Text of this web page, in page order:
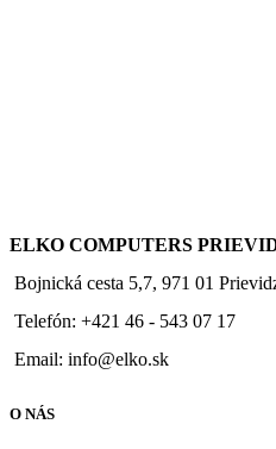
ELKO COMPUTERS
Bojnická cesta 5,7, 971 01
Telefón: +421 46 - 543 07 17
Email: info@elko.sk
O NÁS